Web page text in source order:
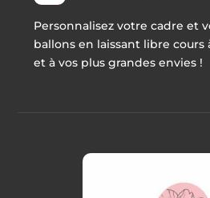
Personnalisez votre cadre et
ballons en laissant libre
et à vos plus grandes envies !